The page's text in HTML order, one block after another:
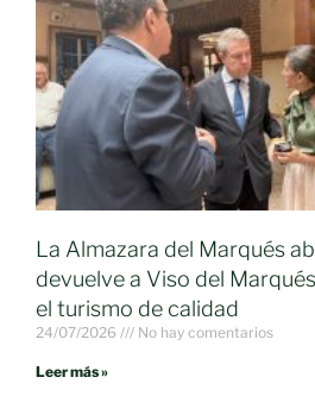
La Almazara del Marqués
devuelve a Viso del
el turismo de calidad
24/07/2026 No hay comentarios
Leer más »